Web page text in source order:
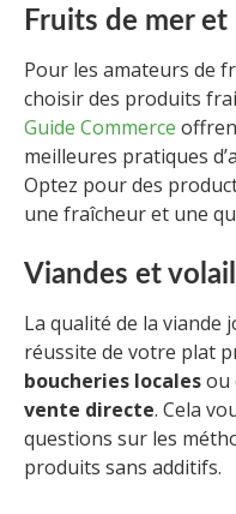
Fruits de mer et
Pour les amateurs de
choisir des produits
Guide Commerce
meilleures pratiques
Optez pour des
une fraîcheur et une
Viandes et
La qualité de la viande
réussite de votre plat
boucheries localesou
vente directe. Cela
questions sur les
produits sans additifs.